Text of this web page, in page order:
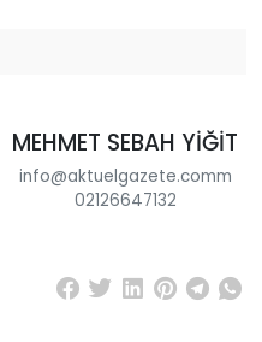
MEHMET SEBAH YİĞİT
info@aktuelgazete.comm
02126647132